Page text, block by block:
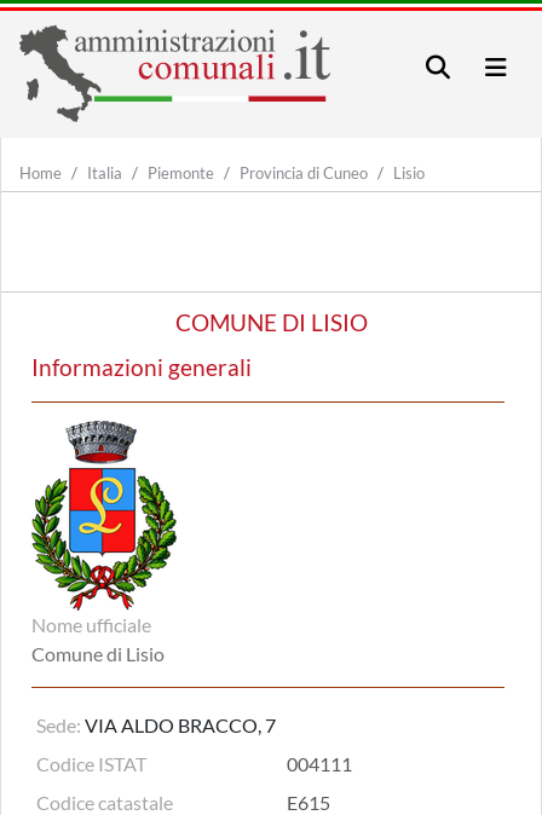
Home Italia Piemonte Provincia di Cuneo Lisio
COMUNE DI LISIO
Informazioni generali
Nome ufficiale
Comune di Lisio
Sede: VIA ALDO BRACCO, 7
Codice ISTAT
004111
Codice catastale
E615